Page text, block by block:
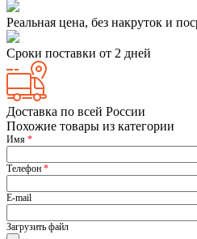
Реальная цена, без накруток и
Сроки поставки от 2 дней
Доставка по всей России
Похожие товары из категории
Имя *
Телефон *
E-mail
Загрузить файл